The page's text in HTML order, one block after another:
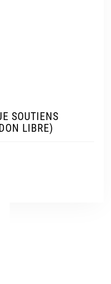
SOUTIENS
LIBRE)